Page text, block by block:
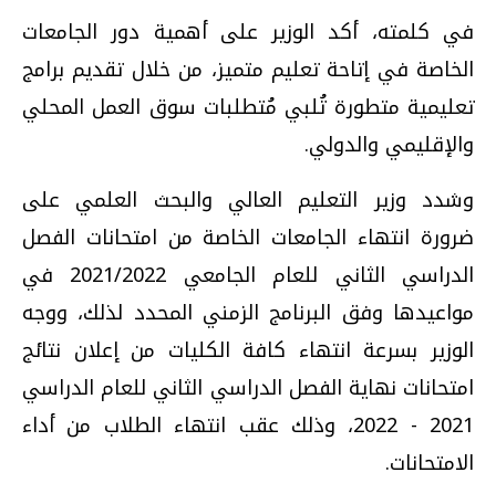
في كلمته، أكد الوزير على أهمية دور الجامعات
الخاصة في إتاحة تعليم متميز، من خلال تقديم برامج
تعليمية متطورة تُلبي مُتطلبات سوق العمل المحلي
والإقليمي والدولي.
وشدد وزير التعليم العالي والبحث العلمي على
ضرورة انتهاء الجامعات الخاصة من امتحانات الفصل
الدراسي الثاني للعام الجامعي 2021/2022 في
مواعيدها وفق البرنامج الزمني المحدد لذلك، ووجه
الوزير بسرعة انتهاء كافة الكليات من إعلان نتائج
امتحانات نهاية الفصل الدراسي الثاني للعام الدراسي
2021 - 2022، وذلك عقب انتهاء الطلاب من أداء
الامتحانات.